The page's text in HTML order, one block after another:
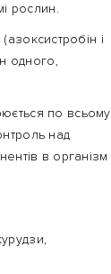
рослин.
і
одного,
по всьому
над
в організм